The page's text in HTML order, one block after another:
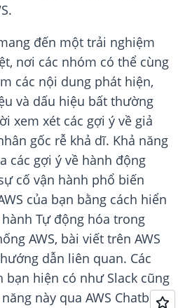
đến một trải nghiệm
nơi các nhóm có thể cùng
các nội dung phát hiện,
và dấu hiệu bất thường
xem xét các gợi ý về giả
gốc rễ khả dĩ. Khả năng
các gợi ý về hành động
cố vận hành phổ biến
của bạn bằng cách hiển
Tự động hóa trong
AWS, bài viết trên AWS
dẫn liên quan. Các
bạn hiện có như Slack cũng
này qua AWS Chatbot.